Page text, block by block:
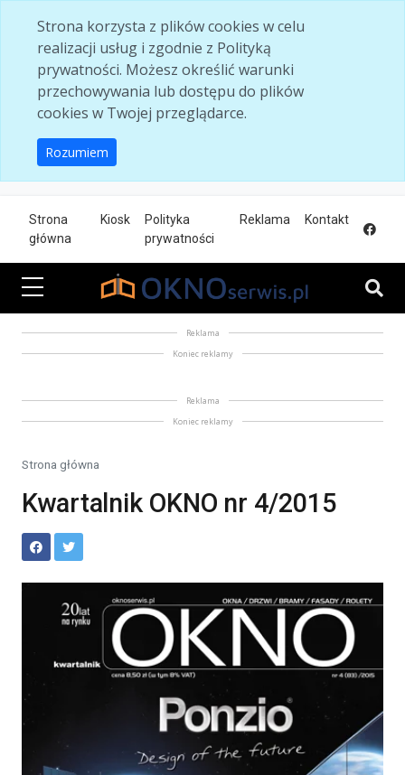
Strona korzysta z plików cookies w celu
realizacji usług i zgodnie z Polityką
prywatności. Możesz określić warunki
przechowywania lub dostępu do plików
cookies w Twojej przeglądarce.
Rozumiem
Strona
główna
Kiosk
Polityka
prywatności
Reklama Kontakt
Reklama
Koniec reklamy
Reklama
Koniec reklamy
Strona główna
Kwartalnik OKNO nr 4/2015